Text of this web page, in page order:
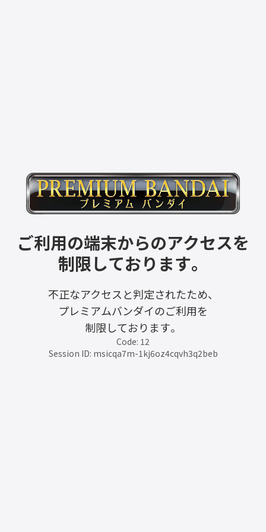
ご利用の端末からのアクセスを
制限しております。
不正なアクセスと判定されたため、
プレミアムバンダイのご利用を
制限しております。
Code: 12
Session ID: msicqa7m-1kj6oz4cqvh3q2beb